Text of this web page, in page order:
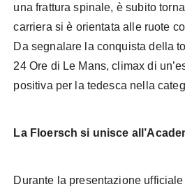
una frattura spinale, è subito
carriera si è orientata alle ruote
Da segnalare la conquista della
24 Ore di Le Mans, climax di
positiva per la tedesca nella
La Floersch si unisce
Durante la presentazione